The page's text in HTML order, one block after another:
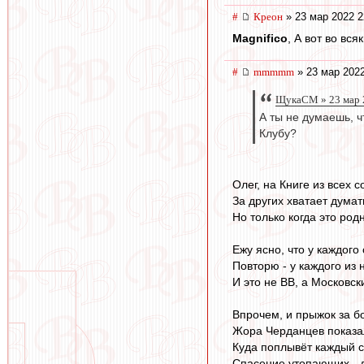
# Креон » 23 мар 2022
Magnifico , А вот во
# mmmmm » 23 мар
ЩукаСМ » 23 мар
А ты не думаешь,
Клубу?
Олег, на Книге из всех
За других хватает
Но только когда это
Ежу ясно, что у каждого
Повторю - у каждого из
И это не ВВ, а
Впрочем, и прыжок за
Жора Черданцев
Куда поплывёт каждый